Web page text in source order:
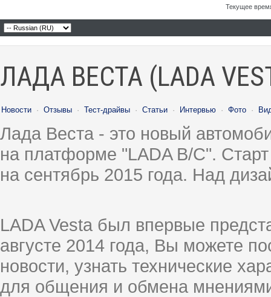
Текущее
ЛАДА ВЕСТА (LADA
Новости · Отзывы · Тест-драйвы · Статьи · Интервью · Фото ·
Лада Веста - это новый
на платформе "LADA B/C".
на сентябрь 2015 года. Над
LADA Vesta был впервые
августе 2014 года, Вы можете
новости, узнать технические
для общения и обмена